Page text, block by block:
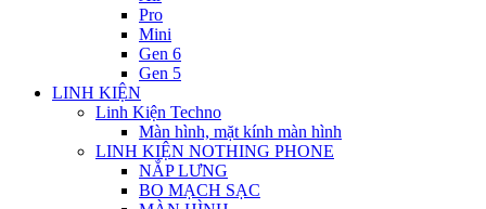
Pro
Mini
Gen 6
Gen 5
LINH KIỆN
Linh Kiện Techno
Màn hình, mặt kính màn hình
LINH KIỆN NOTHING PHONE
NẮP LƯNG
BO MẠCH SẠC